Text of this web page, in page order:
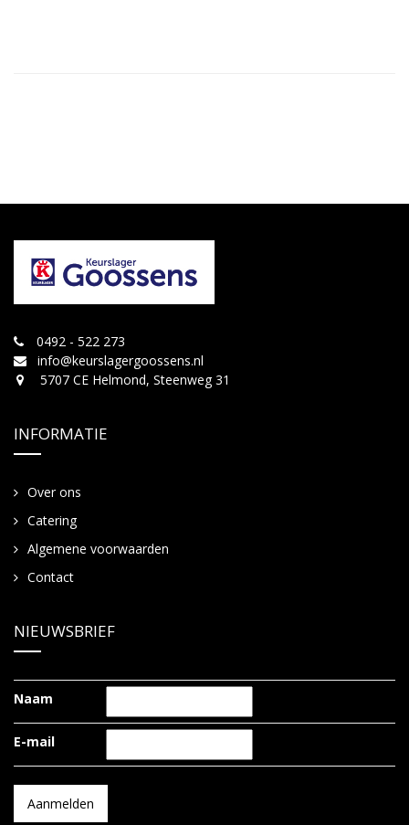
0492 - 522 273
info@keurslagergoossens.nl
5707 CE Helmond, Steenweg 31
INFORMATIE
Over ons
Catering
Algemene voorwaarden
Contact
NIEUWSBRIEF
Naam
E-mail